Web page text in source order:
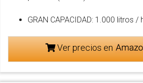
GRAN CAPACIDAD: 1.000 litros
Ver precios en